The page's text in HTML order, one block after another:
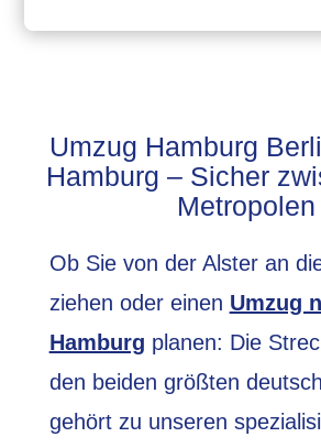
Umzug Hamburg
Hamburg – Sicher
Metropolen
Ob Sie von der Alster an
ziehen oder einen Umzug
Hamburg planen: Die
den beiden größten
gehört zu unseren